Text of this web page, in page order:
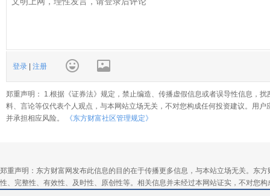
登录 注册
郑重声明： 1.根据《证券法》规定，禁止编造、传播虚假信息或者误导性信息，
料、言论等仅代表个人观点，与本网站立场无关，不对您构成任何投资建议。用
并承担相应风险。
《东方财富社区管理规定》
郑重声明：东方财富网发布此信息的目的在于传播更多信息，与本站立场无关。东
性、完整性、有效性、及时性、原创性等。相关信息并未经过本网站证实，不对您